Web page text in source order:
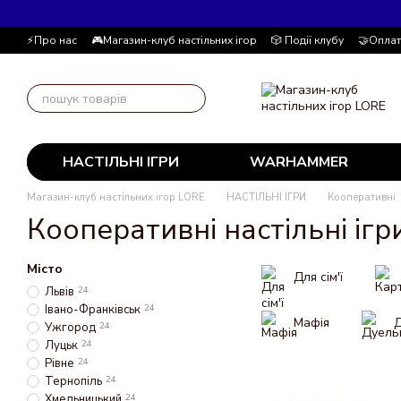
⚡Про нас 🎮Магазин-клуб настільних ігор 🎲 Події клубу
📚Блог
Автор блогу 📰 Угода користувача 💸
НАСТІЛЬНІ ІГРИ WARHAMMER
Магазин-клуб настільних ігор LORE НАСТІЛЬНІ ІГРИ Кооперативні
Кооперативні настільні
Для сім'ї
Мафія
Місто
Львів 24
Івано-Франківськ 24
Ужгород 24
Луцьк 24
Рівне 24
Тернопіль 24
24